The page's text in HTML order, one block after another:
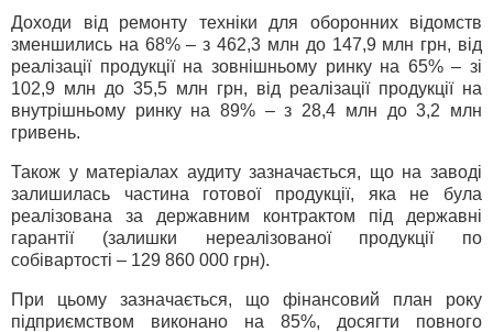
Доходи від ремонту техніки для оборонних відомств
зменшились на 68% – з 462,3 млн до 147,9 млн грн, від
реалізації продукції на зовнішньому ринку на 65% – зі
102,9 млн до 35,5 млн грн, від реалізації продукції на
внутрішньому ринку на 89% – з 28,4 млн до 3,2 млн
гривень.
Також у матеріалах аудиту зазначається, що на заводі
залишилась частина готової продукції, яка не була
реалізована за державним контрактом під державні
гарантії (залишки нереалізованої продукції по
собівартості – 129 860 000 грн).
При цьому зазначається, що фінансовий план року
підприємством виконано на 85%, досягти повного